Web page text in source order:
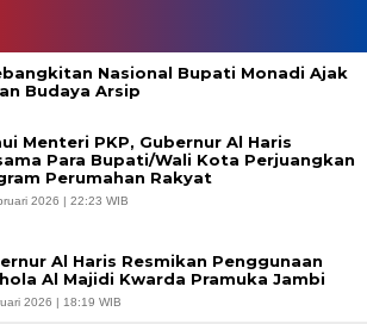
Nasional Bupati Monadi Ajak
Budaya Arsip
Menteri PKP, Gubernur Al Haris
Para Bupati/Wali Kota Perjuangkan
Perumahan Rakyat
2026 | 22:23 WIB
Al Haris Resmikan Penggunaan
Al Majidi Kwarda Pramuka Jambi
2026 | 18:19 WIB